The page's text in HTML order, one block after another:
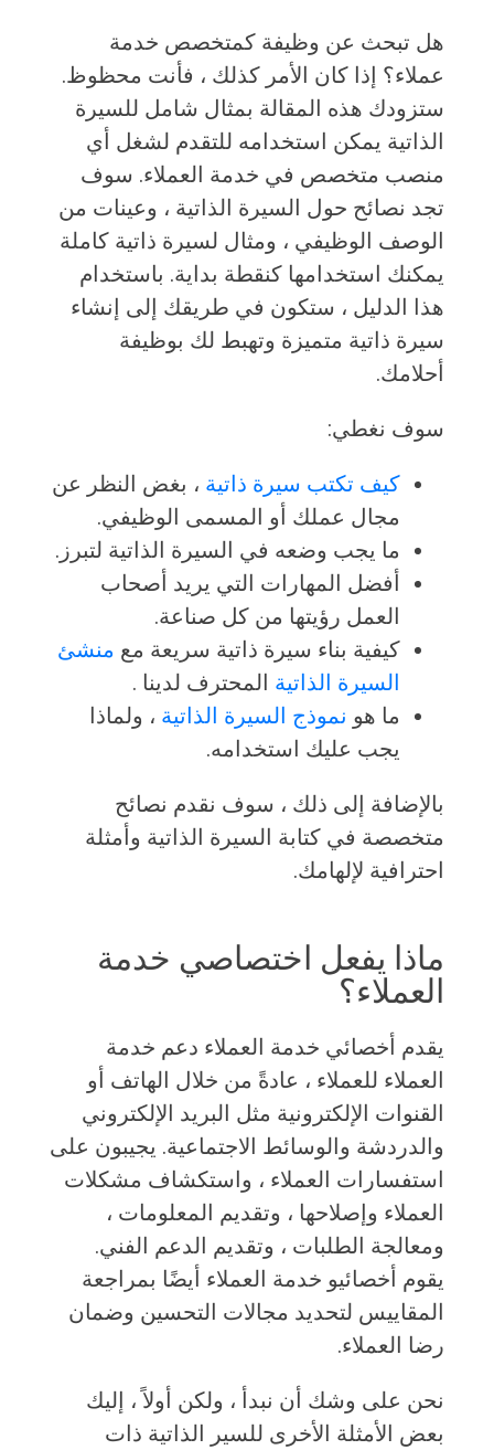
هل تبحث عن وظيفة كمتخصص خدمة
عملاء؟ إذا كان الأمر كذلك ، فأنت محظوظ.
ستزودك هذه المقالة بمثال شامل للسيرة
الذاتية يمكن استخدامه للتقدم لشغل أي
منصب متخصص في خدمة العملاء. سوف
تجد نصائح حول السيرة الذاتية ، وعينات من
الوصف الوظيفي ، ومثال لسيرة ذاتية كاملة
يمكنك استخدامها كنقطة بداية. باستخدام
هذا الدليل ، ستكون في طريقك إلى إنشاء
سيرة ذاتية متميزة وتهبط لك بوظيفة
أحلامك.
سوف نغطي:
كيف تكتب سيرة ذاتية ، بغض النظر عن
مجال عملك أو المسمى الوظيفي.
ما يجب وضعه في السيرة الذاتية لتبرز.
أفضل المهارات التي يريد أصحاب
العمل رؤيتها من كل صناعة.
كيفية بناء سيرة ذاتية سريعة مع منشئ
السيرة الذاتية المحترف لدينا .
ما هو نموذج السيرة الذاتية ، ولماذا
يجب عليك استخدامه.
بالإضافة إلى ذلك ، سوف نقدم نصائح
متخصصة في كتابة السيرة الذاتية وأمثلة
احترافية لإلهامك.
ماذا يفعل اختصاصي خدمة
العملاء؟
يقدم أخصائي خدمة العملاء دعم خدمة
العملاء للعملاء ، عادةً من خلال الهاتف أو
القنوات الإلكترونية مثل البريد الإلكتروني
والدردشة والوسائط الاجتماعية. يجيبون على
استفسارات العملاء ، واستكشاف مشكلات
العملاء وإصلاحها ، وتقديم المعلومات ،
ومعالجة الطلبات ، وتقديم الدعم الفني.
يقوم أخصائيو خدمة العملاء أيضًا بمراجعة
المقاييس لتحديد مجالات التحسين وضمان
رضا العملاء.
نحن على وشك أن نبدأ ، ولكن أولاً ، إليك
بعض الأمثلة الأخرى للسير الذاتية ذات